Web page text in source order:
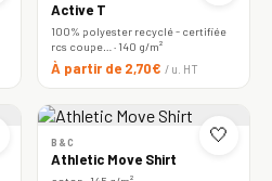
Active T
100% polyester recyclé - certifiée
rcs coupe… · 140 g/m²
À partir de 2,70€ / u. HT
🤍
B&C
Athletic Move Shirt